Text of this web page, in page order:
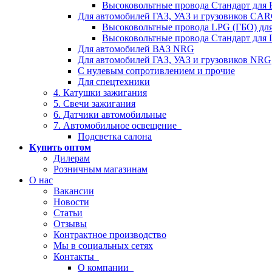
Высоковольтные провода Стандарт для
Для автомобилей ГАЗ, УАЗ и грузовиков
Высоковольтные провода LPG (ГБО)
Высоковольтные провода Стандарт для
Для автомобилей ВАЗ NRG
Для автомобилей ГАЗ, УАЗ и грузовиков NRG
С нулевым сопротивлением и прочие
Для спецтехники
4. Катушки зажигания
5. Свечи зажигания
6. Датчики автомобильные
7. Автомобильное освещение
Подсветка салона
Купить оптом
Дилерам
Розничным магазинам
О нас
Вакансии
Новости
Статьи
Отзывы
Контрактное производство
Мы в социальных сетях
Контакты
О компании